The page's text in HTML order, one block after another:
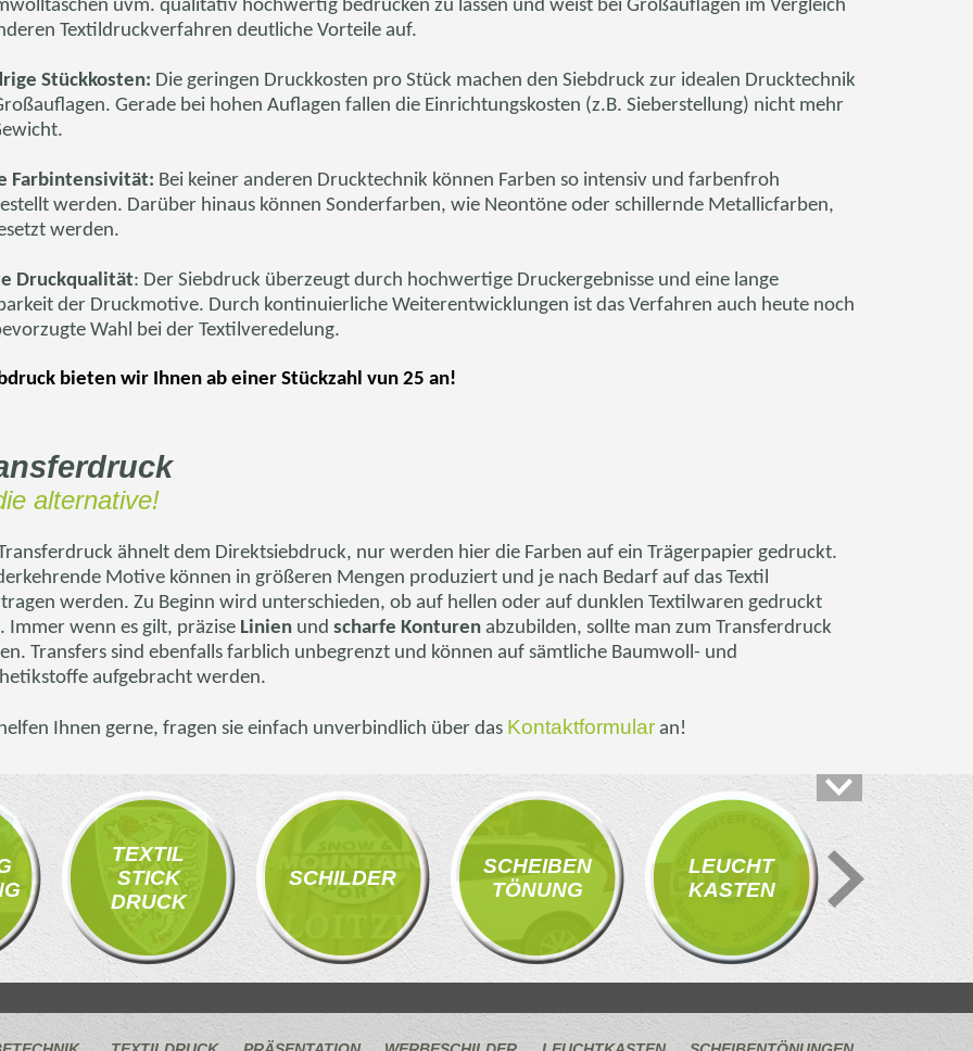
uvm. qualitativ hochwertig bedrucken zu lassen und weist bei Großauflagen im Vergleich
Textildruckverfahren deutliche Vorteile auf.
Stückkosten: Die geringen Druckkosten pro Stück machen den Siebdruck zur idealen Drucktechnik
Gerade bei hohen Auflagen fallen die Einrichtungskosten (z.B. Sieberstellung) nicht mehr
Farbintensivität: Bei keiner anderen Drucktechnik können Farben so intensiv und farbenfroh
werden. Darüber hinaus können Sonderfarben, wie Neontöne oder schillernde Metallicfarben,
werden.
Druckqualität: Der Siebdruck überzeugt durch hochwertige Druckergebnisse und eine lange
der Druckmotive. Durch kontinuierliche Weiterentwicklungen ist das Verfahren auch heute noch
Wahl bei der Textilveredelung.
bieten wir Ihnen ab einer Stückzahl vun 25 an!
alternative!
ähnelt dem Direktsiebdruck, nur werden hier die Farben auf ein Trägerpapier gedruckt.
Motive können in größeren Mengen produziert und je nach Bedarf auf das Textil
werden. Zu Beginn wird unterschieden, ob auf hellen oder auf dunklen Textilwaren gedruckt
Immer wenn es gilt, präzise Linien und scharfe Konturen abzubilden, sollte man zum Transferdruck
Transfers sind ebenfalls farblich unbegrenzt und können auf sämtliche Baumwoll- und
aufgebracht werden.
Ihnen gerne, fragen sie einfach unverbindlich über das Kontaktformular an!
TEXTIL
STICK
DRUCK
SCHILDER
SCHEIBEN
TÖNUNG
LEUCHT
KASTEN
PRÄSEN
TATIONS